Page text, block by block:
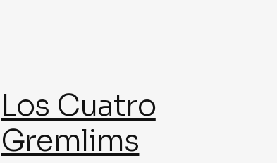
Los Cuatro
Gremlims